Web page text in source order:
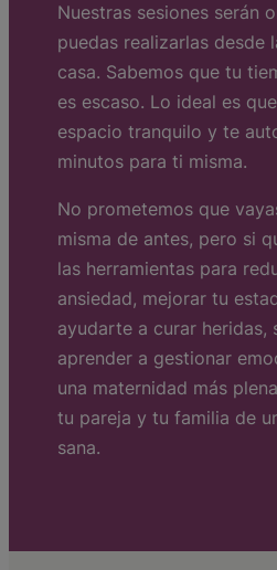
Nuestras sesiones serán
puedas realizarlas desde
casa. Sabemos que tu
es escaso. Lo ideal es
espacio tranquilo y te
minutos para ti misma.
No prometemos que
misma de antes, pero si
las herramientas para
ansiedad, mejorar tu
ayudarte a curar heridas,
aprender a gestionar
una maternidad más
tu pareja y tu familia de
sana.